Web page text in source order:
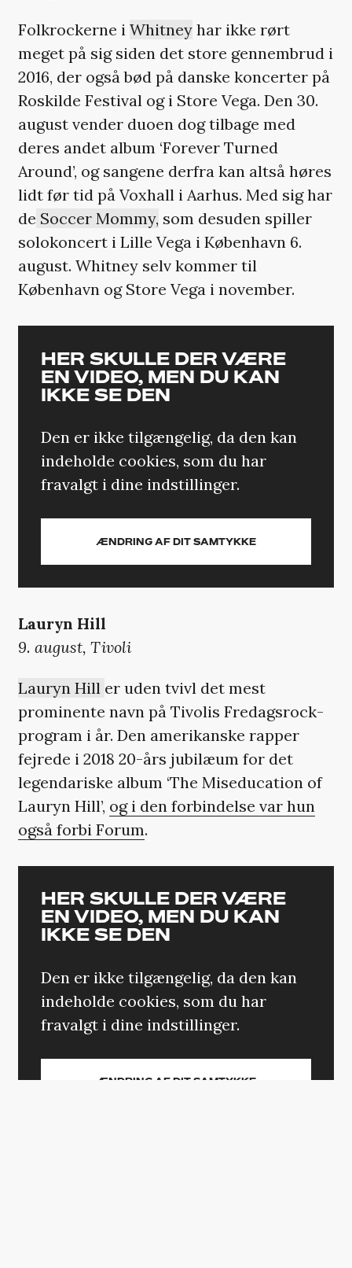
Folkrockerne i Whitneyhar ikke rørt
meget på sig siden det store gennembrud i
2016, der også bød på danske koncerter på
Roskilde Festival og i Store Vega. Den 30.
august vender duoen dog tilbage med
deres andet album ‘Forever Turned
Around’, og sangene derfra kan altså høres
lidt før tid på Voxhall i Aarhus. Med sig har
de Soccer Mommy, som desuden spiller
solokoncert i Lille Vega i København 6.
august. Whitney selv kommer til
København og Store Vega i november.
HER SKULLE DER VÆRE
EN VIDEO, MEN DU KAN
IKKE SE DEN
Den er ikke tilgængelig, da den kan
indeholde cookies, som du har
fravalgt i dine indstillinger.
ÆNDRING AF DIT SAMTYKKE
Lauryn Hill
9. august, Tivoli
Lauryn Hill er uden tvivl det mest
prominente navn på Tivolis Fredagsrock-
program i år. Den amerikanske rapper
fejrede i 2018 20-års jubilæum for det
legendariske album ‘The Miseducation of
Lauryn Hill’, og i den forbindelse var hun
også forbi Forum.
HER SKULLE DER VÆRE
EN VIDEO, MEN DU KAN
IKKE SE DEN
Den er ikke tilgængelig, da den kan
indeholde cookies, som du har
fravalgt i dine indstillinger.
ÆNDRING AF DIT SAMTYKKE